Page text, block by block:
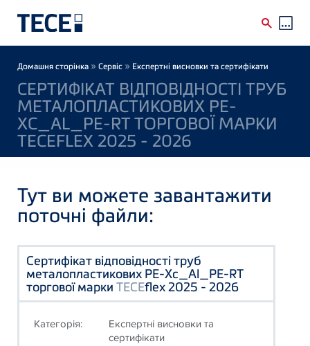
Breadcrumb
Домашня сторінка » Сервіс » Експертні висновки та сертифікати
СЕРТИФІКАТ ВІДПОВІДНОСТІ ТРУБ
МЕТАЛОПЛАСТИКОВИХ PE-
XC_AL_PE-RT ТОРГОВОЇ МАРКИ
TECEFLEX 2025 - 2026
Тут ви можете завантажити
поточні файли:
Сертифікат відповідності труб
металопластикових PE-Xc_Al_PE-RT
торгової марки TECEflex 2025 - 2026
Категорія:
Експертні висновки та
сертифікати